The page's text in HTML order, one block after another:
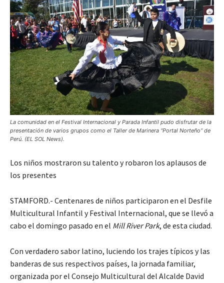
La comunidad en el Festival Internacional y Parada Infantil pudo disfrutar de la
presentación de varios grupos como el Taller de Marinera “Portal Norteño” de
Perú. (EL SOL News).
Los niños mostraron su talento y robaron los aplausos de
los presentes
STAMFORD.- Centenares de niños participaron en el Desfile
Multicultural Infantil y Festival Internacional, que se llevó a
cabo el domingo pasado en el Mill River Park, de esta ciudad.
Con verdadero sabor latino, luciendo los trajes típicos y las
banderas de sus respectivos países, la jornada familiar,
organizada por el Consejo Multicultural del Alcalde David